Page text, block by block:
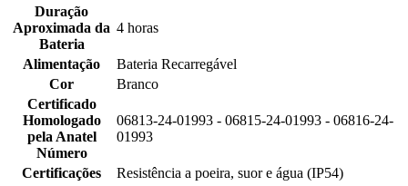
Duração
Aproximada da
Bateria
4 horas
Alimentação
Bateria Recarregável
Cor
Branco
Certificado
Homologado
pela Anatel
Número
06813-24-01993 - 06815-24-01993 - 06816-24-
01993
Certificações
Resistência a poeira, suor e água (IP54)